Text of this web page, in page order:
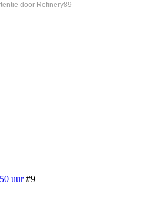
door Refinery89
uur #9